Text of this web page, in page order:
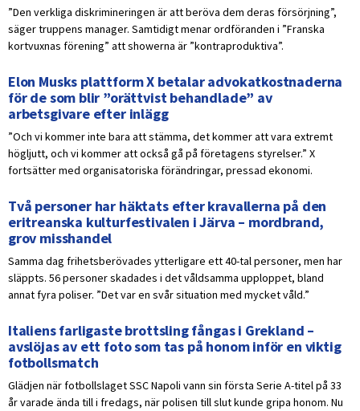
”Den verkliga diskrimineringen är att beröva dem deras försörjning”,
säger truppens manager. Samtidigt menar ordföranden i ”Franska
kortvuxnas förening” att showerna är ”kontraproduktiva”.
Elon Musks plattform X betalar advokatkostnaderna
för de som blir ”orättvist behandlade” av
arbetsgivare efter inlägg
”Och vi kommer inte bara att stämma, det kommer att vara extremt
högljutt, och vi kommer att också gå på företagens styrelser.” X
fortsätter med organisatoriska förändringar, pressad ekonomi.
Två personer har häktats efter kravallerna på den
eritreanska kulturfestivalen i Järva – mordbrand,
grov misshandel
Samma dag frihetsberövades ytterligare ett 40-tal personer, men har
släppts. 56 personer skadades i det våldsamma upploppet, bland
annat fyra poliser. ”Det var en svår situation med mycket våld.”
Italiens farligaste brottsling fångas i Grekland –
avslöjas av ett foto som tas på honom inför en viktig
fotbollsmatch
Glädjen när fotbollslaget SSC Napoli vann sin första Serie A-titel på 33
år varade ända till i fredags, när polisen till slut kunde gripa honom. Nu